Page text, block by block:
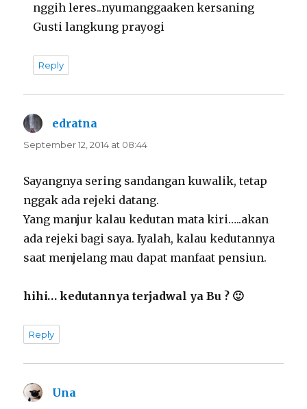
nggih leres..nyumanggaaken kersaning
Gusti langkung prayogi
Reply
edratna
September 12, 2014 at 08:44
Sayangnya sering sandangan kuwalik, tetap
nggak ada rejeki datang.
Yang manjur kalau kedutan mata kiri…..akan
ada rejeki bagi saya. Iyalah, kalau kedutannya
saat menjelang mau dapat manfaat pensiun.
hihi… kedutannya terjadwal ya Bu ? 🙂
Reply
Una